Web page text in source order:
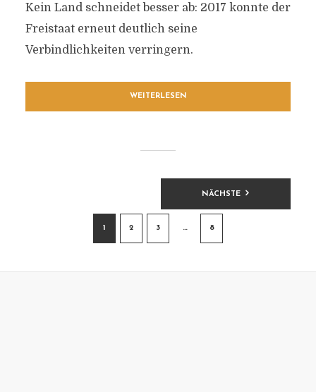
Kein Land schneidet besser ab: 2017 konnte der
Freistaat erneut deutlich seine
Verbindlichkeiten verringern.
WEITERLESEN
BEITRAGSNAVIGATION
1 2 3 … 8
NÄCHSTE